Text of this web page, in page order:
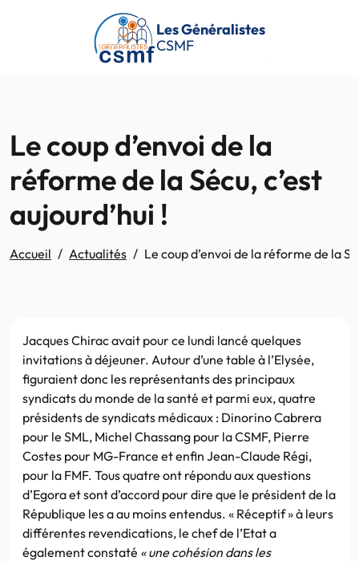
Passer au contenu principal
Les Généralistes
CSMF
Le coup d’envoi de la
réforme de la Sécu, c’est
aujourd’hui !
Accueil Actualités Le coup d’envoi de la réforme de la
Jacques Chirac avait pour ce lundi lancé quelques
invitations à déjeuner. Autour d’une table à l’Elysée,
figuraient donc les représentants des principaux
syndicats du monde de la santé et parmi eux, quatre
présidents de syndicats médicaux : Dinorino Cabrera
pour le SML, Michel Chassang pour la CSMF, Pierre
Costes pour MG-France et enfin Jean-Claude Régi,
pour la FMF. Tous quatre ont répondu aux questions
d’Egora et sont d’accord pour dire que le président de la
République les a au moins entendus. « Réceptif » à leurs
différentes revendications, le chef de l’Etat a
également constaté « une cohésion dans les